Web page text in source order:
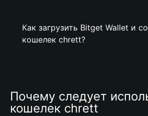
Как загрузить Bitget Wallet и
кошелек chrett?
Почему следует
кошелек chrett